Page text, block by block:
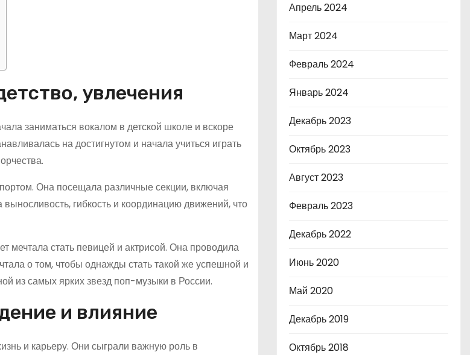
увлечения
заниматься вокалом в детской школе и вскоре
на достигнутом и начала учиться играть
Она посещала различные секции, включая
гибкость и координацию движений, что
мечтала стать певицей и актрисой. Она проводила
о том, чтобы однажды стать такой же успешной и
из самых ярких звезд поп-музыки в России.
и влияние
и карьеру. Они сыграли важную роль в
Апрель 2024
Март 2024
Февраль 2024
Январь 2024
Декабрь 2023
Октябрь 2023
Август 2023
Февраль 2023
Декабрь 2022
Июнь 2020
Май 2020
Декабрь 2019
Октябрь 2018